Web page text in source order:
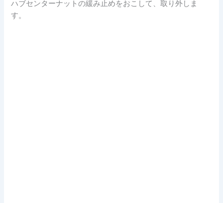
ハブセンターナットの緩み止めをおこして、取り外しま
す。